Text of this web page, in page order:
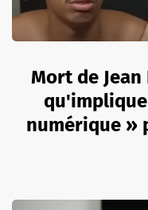
Mort de
numérique »